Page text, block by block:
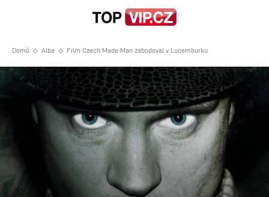
Domů Alba Film Czech Made Man zabodoval v Lucemburku